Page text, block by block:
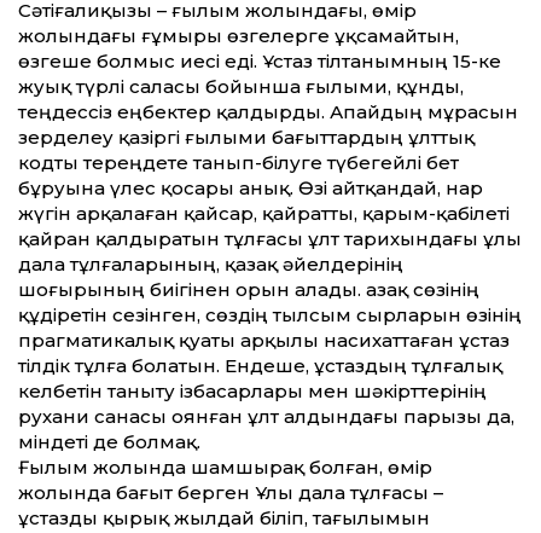
Сәтіғалиқызы – ғылым жолындағы, өмір
жолындағы ғұмыры өзгелерге ұқсамайтын,
өзгеше болмыс иесі еді. Ұстаз тілтанымның 15-ке
жуық түрлі саласы бойынша ғылыми, құнды,
теңдессіз еңбектер қалдырды. Апайдың мұрасын
зерделеу қазіргі ғылыми бағыт­тардың ұлт­тық
кодты тереңдете танып-білуге түбегейлі бет
бұруына үлес қосары анық. Өзі айтқандай, нар
жүгін арқалаған қайсар, қайрат­ты, қарым-қабілеті
қайран қалдыратын тұлғасы ұлт тарихындағы ұлы
дала тұлғаларының, қазақ әйелдерінің
шоғырының биігінен орын алады. Қазақ сөзінің
құдіретін сезінген, сөздің тылсым сырларын өзінің
прагматикалық қуаты арқылы насихат­таған ұстаз
тілдік тұлға болатын. Ендеше, ұстаздың тұлғалық
келбетін таныту ізбасарлары мен шәкірт­терінің
рухани санасы оянған ұлт алдындағы парызы да,
міндеті де болмақ.
Ғылым жолында шамшырақ болған, өмір
жолында бағыт берген Ұлы дала тұлғасы –
ұстазды қырық жылдай біліп, тағылымын